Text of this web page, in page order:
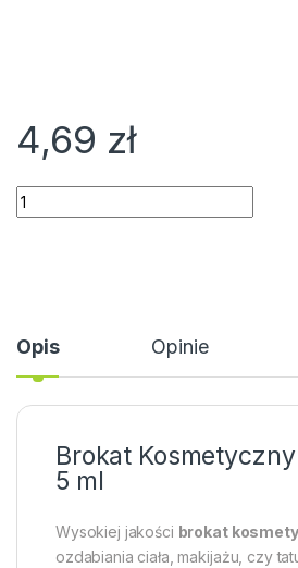
4,69 zł
Ilość
Opis Opinie
Brokat Kosmetyczny
5 ml
Wysokiej jakości brokat
ozdabiania ciała, makijażu, czy